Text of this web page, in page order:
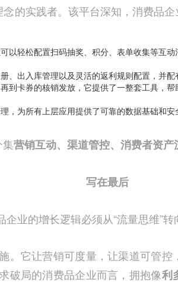
念的实践者。该平台深知，消费品
以轻松配置扫码抽奖、积分、表单收集等互
、出入库管理以及灵活的返利规则配置，并
到卡券的核销发放，它提供了一整套工具，
，为所有上层应用提供了可靠的数据基础和安
营销互动、渠道管控、消费者资产
写在最后
业的增长逻辑必须从“流量思维”转
。它让营销可度量，让渠道可管
破局的消费品企业而言，拥抱像利